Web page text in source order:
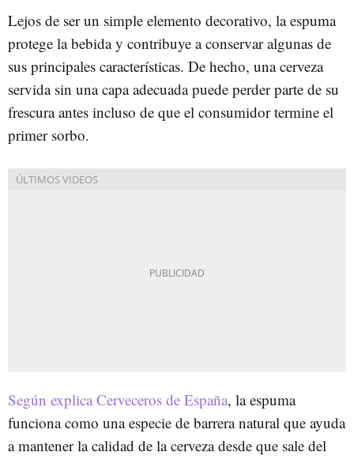
Lejos de ser un simple elemento decorativo, la espuma
protege la bebida y contribuye a conservar algunas de
sus principales características. De hecho, una cerveza
servida sin una capa adecuada puede perder parte de su
frescura antes incluso de que el consumidor termine el
primer sorbo.
Según explica Cerveceros de España, la espuma
funciona como una especie de barrera natural que ayuda
a mantener la calidad de la cerveza desde que sale del